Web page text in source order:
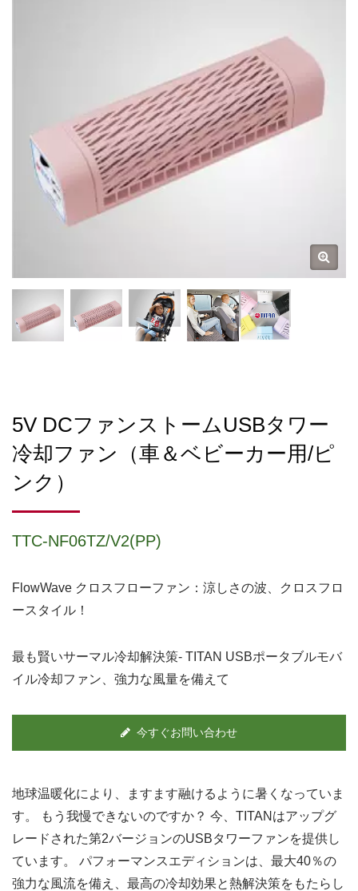
5V DCファンストームUSBタワー
冷却ファン（車＆ベビーカー用/ピ
ンク）
TTC-NF06TZ/V2(PP)
FlowWave クロスフローファン：涼しさの波、クロスフロ
ースタイル！
最も賢いサーマル冷却解決策- TITAN USBポータブルモバ
イル冷却ファン、強力な風量を備えて
今すぐお問い合わせ
地球温暖化により、ますます融けるように暑くなっていま
す。 もう我慢できないのですか？ 今、TITANはアップグ
レードされた第2バージョンのUSBタワーファンを提供し
ています。 パフォーマンスエディションは、最大40％の
強力な風流を備え、最高の冷却効果と熱解決策をもたらし